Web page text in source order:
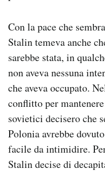
Con la pace che
Stalin temeva anche
sarebbe stata, in
non aveva nessuna
che aveva occupato.
conflitto per
sovietici decisero che
Polonia avrebbe
facile da intimidire.
Stalin decise di